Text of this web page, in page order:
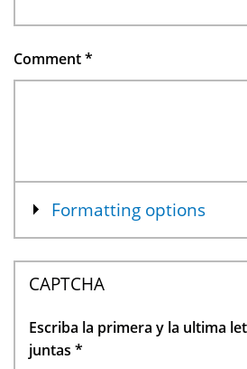
Comment*
Mostrar
Formatting options
CAPTCHA
Escriba la primera y la ultima
juntas *